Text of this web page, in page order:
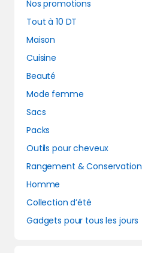
Nos promotions
Tout à 10 DT
Maison
Cuisine
Beauté
Mode femme
Sacs
Packs
Outils pour cheveux
Rangement & Conservation
Homme
Collection d’été
Gadgets pour tous les jours